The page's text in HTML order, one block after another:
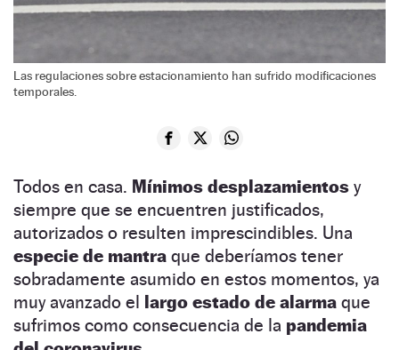
Las regulaciones sobre estacionamiento han sufrido modificaciones
temporales.
Todos en casa. Mínimos desplazamientos y
siempre que se encuentren justificados,
autorizados o resulten imprescindibles. Una
especie de mantra que deberíamos tener
sobradamente asumido en estos momentos, ya
muy avanzado el largo estado de alarma que
sufrimos como consecuencia de la pandemia